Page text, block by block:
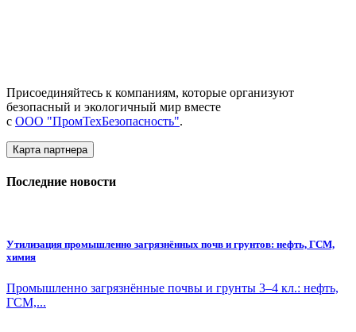
Присоединяйтесь к компаниям, которые организуют
безопасный и экологичный мир вместе
с ООО "ПромТехБезопасность".
Карта партнера
Последние новости
Утилизация промышленно загрязнённых почв и грунтов: нефть, ГСМ,
химия
Промышленно загрязнённые почвы и грунты 3–4 кл.: нефть,
ГСМ,...